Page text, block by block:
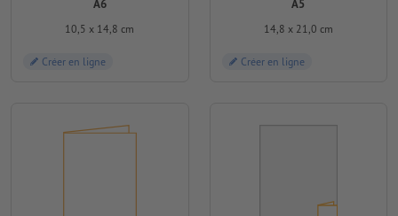
A6
10,5 x 14,8 cm
Créer en ligne
A5
14,8 x 21,0 cm
Créer en ligne